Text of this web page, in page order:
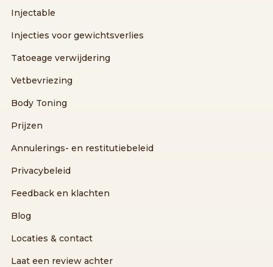
Injectable
Injecties voor gewichtsverlies
Tatoeage verwijdering
Vetbevriezing
Body Toning
Prijzen
Annulerings- en restitutiebeleid
Privacybeleid
Feedback en klachten
Blog
Locaties & contact
Laat een review achter